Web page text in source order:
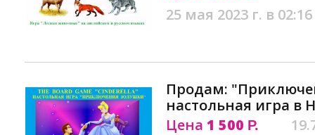
25 мая 2023 г. в 02:16
Продам:
настольная игра в
Цена 1 500 Р.